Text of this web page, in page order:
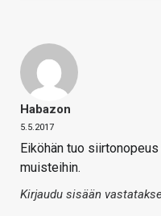
Habazon
5.5.2017
Eiköhän tuo
muisteihin.
Kirjaudu sisään